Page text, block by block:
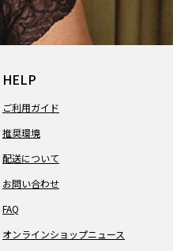
HELP
ご利用ガイド
推奨環境
配送について
お問い合わせ
FAQ
オンラインショップニュース